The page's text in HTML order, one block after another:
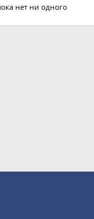
нет ни одного